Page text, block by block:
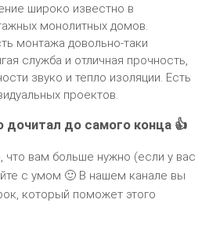
широко известно в
монолитных домов.
монтажа довольно-таки
служба и отличная прочность,
звуко и тепло изоляции. Есть
проектов.
дочитал до самого конца 👍
что вам больше нужно (если у вас
с умом 🙂 В нашем канале вы
который поможет этого